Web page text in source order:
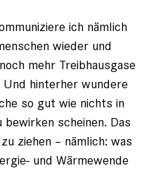
ich nämlich
wieder und
mehr Treibhausgase
hinterher wundere
so gut wie nichts in
scheinen. Das
ziehen – nämlich: was
und Wärmewende